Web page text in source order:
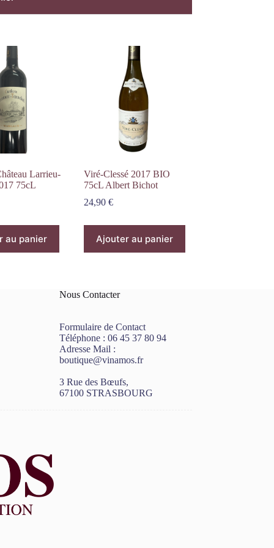
Larrieu-
75cL
au panier
Viré-Clessé 2017 BIO
75cL Albert Bichot
24,90€
Ajouter au panier
Nous Contacter
Formulaire de Contact
Téléphone :06 45 37 80 94
Adresse Mail :
boutique@vinamos.fr
3 Rue des Bœufs,
67100 STRASBOURG